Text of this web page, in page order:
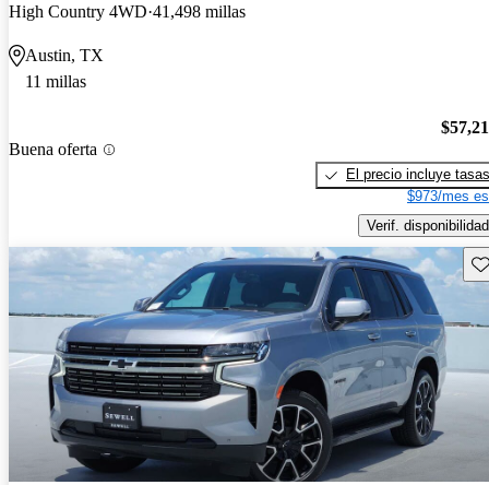
High Country 4WD 41,498 millas
Austin, TX
11 millas
Buena oferta
El precio incluye tasas
$973/mes
Verif. disponibilidad